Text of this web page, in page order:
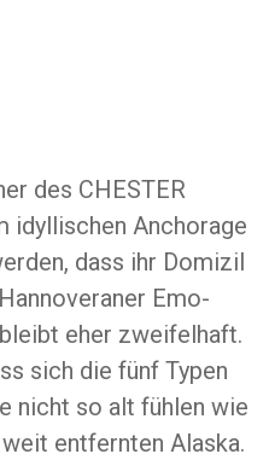
des CHESTER
idyllischen Anchorage
dass ihr Domizil
Emo-
eher zweifelhaft.
sich die fünf Typen
nicht so alt fühlen wie
entfernten Alaska.